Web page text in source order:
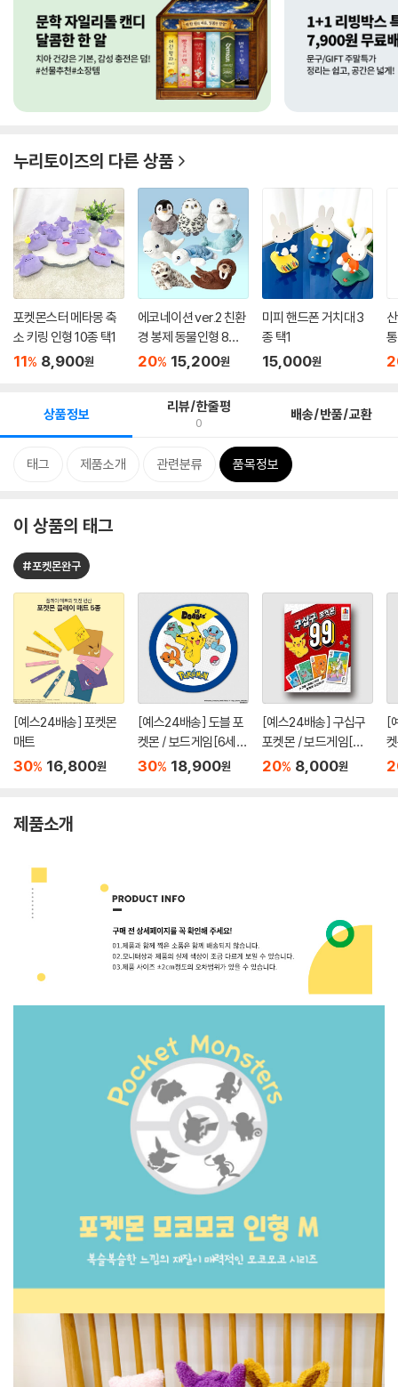
누리토이즈의 다른 상품
포켓몬스터 메타몽 축
소 키링 인형 10종 택1
11% 8,900원
에코네이션 ver.2 친환
경 봉제 동물인형 8종
택1
20% 15,200원
미피 핸드폰 거치대 3
종 택1
15,000원
상품정보 리뷰/한줄평
0 배송/반품/교환
태그 제품소개 관련분류 품목정보
이 상품의 태그
#포켓몬완구
[예스24배송] 포켓몬
매트
30% 16,800원
[예스24배송] 도블 포
켓몬 / 보드게임[6세이
상,2~8인]
30% 18,900원
[예스24배송] 구십구
포켓몬 / 보드게임[만
8세이상,2명 이상]
20% 8,000원
[
제품소개